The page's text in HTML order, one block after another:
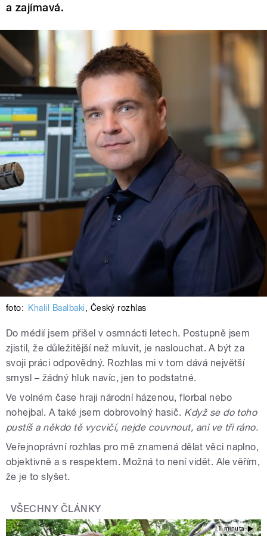
a zajímavá.
foto: Khalil Baalbaki, Český rozhlas
Do médií jsem přišel v osmnácti letech. Postupně jsem
zjistil, že důležitější než mluvit, je naslouchat. A být za
svoji práci odpovědný. Rozhlas mi v tom dává největší
smysl – žádný hluk navíc, jen to podstatné.
Ve volném čase hraji národní házenou, florbal nebo
nohejbal. A také jsem dobrovolný hasič. Když se do toho
pustíš a někdo tě vycvičí, nejde couvnout, ani ve tři ráno.
Veřejnoprávní rozhlas pro mě znamená dělat věci naplno,
objektivně a s respektem. Možná to není vidět. Ale věřím,
že je to slyšet.
VŠECHNY ČLÁNKY
1 minuta